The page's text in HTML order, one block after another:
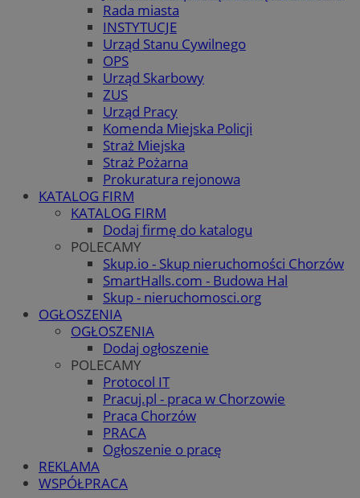
Rada miasta
INSTYTUCJE
Urząd Stanu Cywilnego
OPS
Urząd Skarbowy
ZUS
Urząd Pracy
Komenda Miejska Policji
Straż Miejska
Straż Pożarna
Prokuratura rejonowa
KATALOG FIRM
KATALOG FIRM
Dodaj firmę do katalogu
POLECAMY
Skup.io - Skup nieruchomości Chorzów
SmartHalls.com - Budowa Hal
Skup - nieruchomosci.org
OGŁOSZENIA
OGŁOSZENIA
Dodaj ogłoszenie
POLECAMY
Protocol IT
Pracuj.pl - praca w Chorzowie
Praca Chorzów
PRACA
Ogłoszenie o pracę
REKLAMA
WSPÓŁPRACA